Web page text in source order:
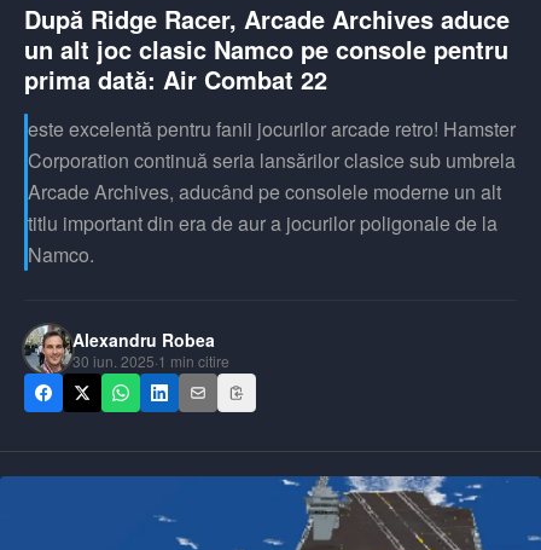
După Ridge Racer, Arcade Archives aduce
un alt joc clasic Namco pe console pentru
prima dată: Air Combat 22
este excelentă pentru fanii jocurilor arcade retro! Hamster
Corporation continuă seria lansărilor clasice sub umbrela
Arcade Archives, aducând pe consolele moderne un alt
titlu important din era de aur a jocurilor poligonale de la
Namco.
Alexandru Robea
30 iun. 2025·1 min citire